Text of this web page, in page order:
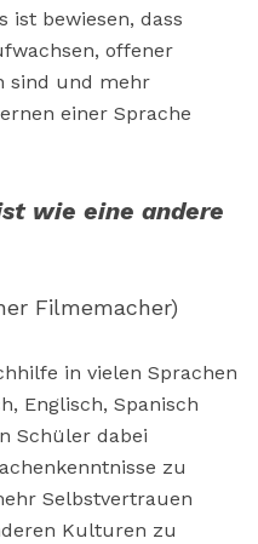
ist bewiesen, dass
offener
sind und mehr
einer Sprache
wie eine andere
Filmemacher)
in vielen Sprachen
Englisch, Spanisch
Schüler dabei
zu
Selbstvertrauen
Kulturen zu